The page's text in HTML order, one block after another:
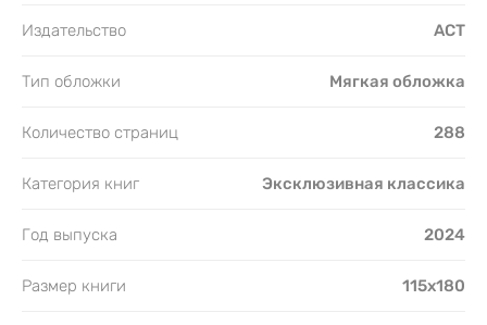
Издательство АСТ
Тип обложки Мягкая обложка
Количество страниц 288
Категория книг Эксклюзивная классика
Год выпуска 2024
Размер книги 115х180